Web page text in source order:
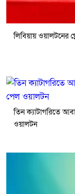
লিবিয়ায় ওয়ালটনের
তিন ক্যাটাগরিতে
ওয়ালটন